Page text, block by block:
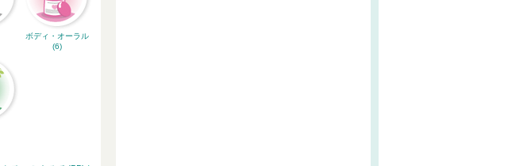
ボディ・オーラル
(6)